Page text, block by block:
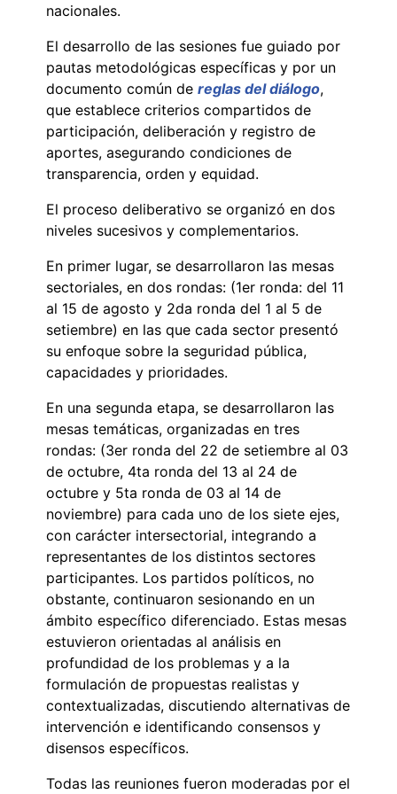
nacionales.
El desarrollo de las sesiones fue guiado por
pautas metodológicas específicas y por un
documento común de reglas del diálogo,
que establece criterios compartidos de
participación, deliberación y registro de
aportes, asegurando condiciones de
transparencia, orden y equidad.
El proceso deliberativo se organizó en dos
niveles sucesivos y complementarios.
En primer lugar, se desarrollaron las mesas
sectoriales, en dos rondas: (1er ronda: del 11
al 15 de agosto y 2da ronda del 1 al 5 de
setiembre) en las que cada sector presentó
su enfoque sobre la seguridad pública,
capacidades y prioridades.
En una segunda etapa, se desarrollaron las
mesas temáticas, organizadas en tres
rondas: (3er ronda del 22 de setiembre al 03
de octubre, 4ta ronda del 13 al 24 de
octubre y 5ta ronda de 03 al 14 de
noviembre) para cada uno de los siete ejes,
con carácter intersectorial, integrando a
representantes de los distintos sectores
participantes. Los partidos políticos, no
obstante, continuaron sesionando en un
ámbito específico diferenciado. Estas mesas
estuvieron orientadas al análisis en
profundidad de los problemas y a la
formulación de propuestas realistas y
contextualizadas, discutiendo alternativas de
intervención e identificando consensos y
disensos específicos.
Todas las reuniones fueron moderadas por el